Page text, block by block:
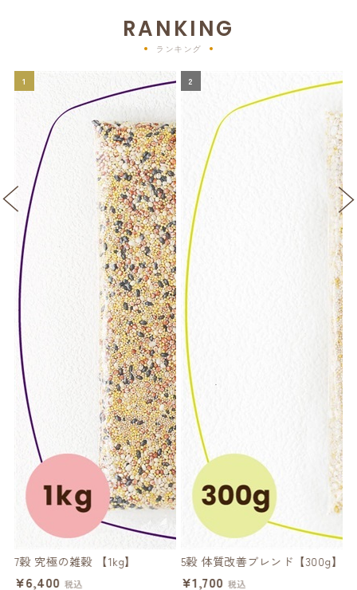
RANKING
ランキング
1
7穀 究極の雑穀 【1kg】
¥6,400 税込
2
5穀 体質改善ブレンド【300g】
¥1,700 税込